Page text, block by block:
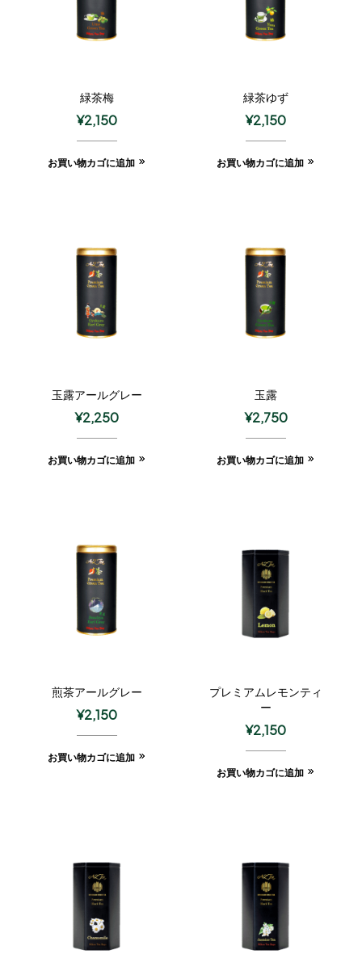
緑茶梅
¥2,150
お買い物カゴに追加
緑茶ゆず
¥2,150
お買い物カゴに追加
玉露アールグレー
¥2,250
お買い物カゴに追加
玉露
¥2,750
お買い物カゴに追加
煎茶アールグレー
¥2,150
お買い物カゴに追加
プレミアムレモンティ
ー
¥2,150
お買い物カゴに追加